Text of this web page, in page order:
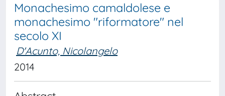
Monachesimo camaldolese e
monachesimo "riformatore" nel
secolo XI
D'Acunto, Nicolangelo
2014